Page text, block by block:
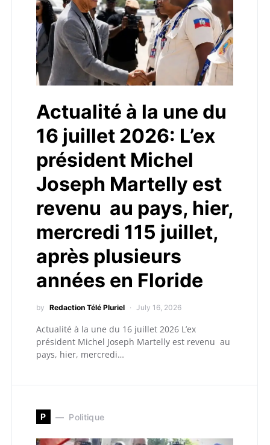
Actualité à la une du
16 juillet 2026: L’ex
président Michel
Joseph Martelly est
revenu au pays, hier,
mercredi 115 juillet,
après plusieurs
années en Floride
by Redaction Télé Pluriel July 16, 2026
Actualité à la une du 16 juillet 2026 L’ex
président Michel Joseph Martelly est revenu au
pays, hier, mercredi…
P Politique